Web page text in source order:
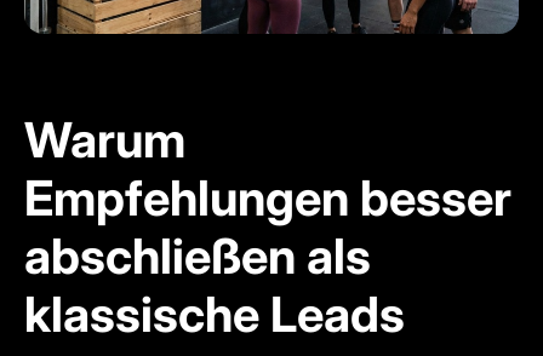
Warum
Empfehlungen besser
abschließen als
klassische Leads